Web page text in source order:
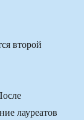
лауреатов